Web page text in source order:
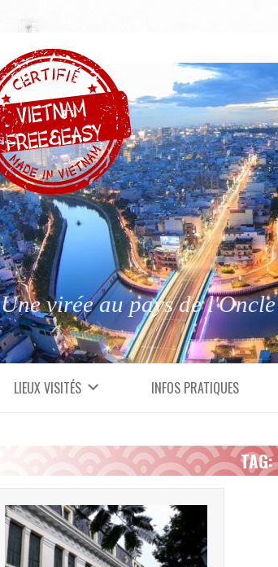
Une virée au pays de
LIEUX VISITÉS INFOS PRATIQUES
TAG: